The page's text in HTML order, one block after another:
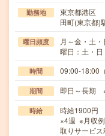
勤務地
東京都港区
田町(東京都)
曜日頻度
月～金・土
曜日：土・
時間 09:00-18:00
期間 即日～長期
時給
時給1900円
×4週 ※月収
取りサービス